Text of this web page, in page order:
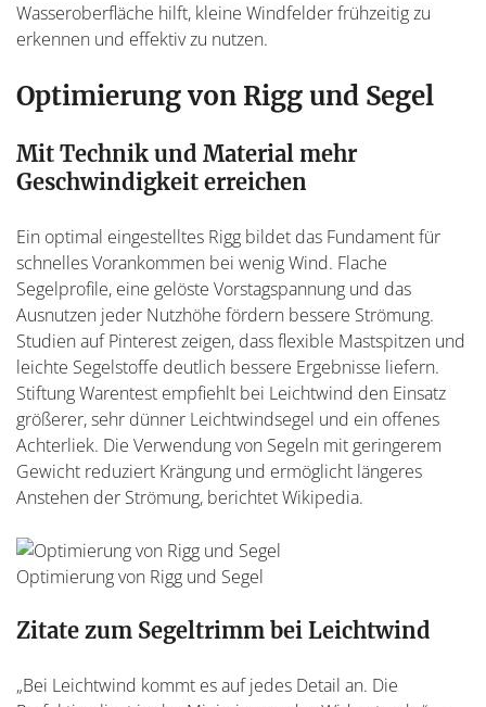
Wasseroberfläche hilft, kleine Windfelder frühzeitig zu
erkennen und effektiv zu nutzen.
Optimierung von Rigg und Segel
Mit Technik und Material mehr
Geschwindigkeit erreichen
Ein optimal eingestelltes Rigg bildet das Fundament für
schnelles Vorankommen bei wenig Wind. Flache
Segelprofile, eine gelöste Vorstagspannung und das
Ausnutzen jeder Nutzhöhe fördern bessere Strömung.
Studien auf Pinterest zeigen, dass flexible Mastspitzen und
leichte Segelstoffe deutlich bessere Ergebnisse liefern.
Stiftung Warentest empfiehlt bei Leichtwind den Einsatz
größerer, sehr dünner Leichtwindsegel und ein offenes
Achterliek. Die Verwendung von Segeln mit geringerem
Gewicht reduziert Krängung und ermöglicht längeres
Anstehen der Strömung, berichtet Wikipedia.
Optimierung von Rigg und Segel
Zitate zum Segeltrimm bei Leichtwind
„Bei Leichtwind kommt es auf jedes Detail an. Die